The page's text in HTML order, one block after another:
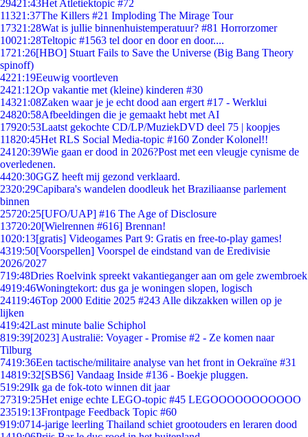
29421:43Het Atletiektopic #72
11321:37The Killers #21 Imploding The Mirage Tour
17321:28Wat is jullie binnenhuistemperatuur? #81 Horrorzomer
10021:28Teltopic #1563 tel door en door en door....
1721:26[HBO] Stuart Fails to Save the Universe (Big Bang Theory
spinoff)
4221:19Eeuwig voortleven
2421:12Op vakantie met (kleine) kinderen #30
14321:08Zaken waar je je echt dood aan ergert #17 - Werklui
24820:58Afbeeldingen die je gemaakt hebt met AI
17920:53Laatst gekochte CD/LP/MuziekDVD deel 75 | koopjes
11820:45Het RLS Social Media-topic #160 Zonder Kolonel!!
241 20:39Wie gaan er dood in 2026?Post met een vleugje cynisme de
overledenen.
4420:30GGZ heeft mij gezond verklaard.
2320:29Capibara's wandelen doodleuk het Braziliaanse parlement
binnen
25720:25[UFO/UAP] #16 The Age of Disclosure
13720:20[Wielrennen #616] Brennan!
1020:13[gratis] Videogames Part 9: Gratis en free-to-play games!
4319:50[Voorspellen] Voorspel de eindstand van de Eredivisie
2026/2027
719:48Dries Roelvink spreekt vakantieganger aan om gele zwembroek
4919:46Woningtekort: dus ga je woningen slopen, logisch
24119:46Top 2000 Editie 2025 #243 Alle dikzakken willen op je
lijken
419:42Last minute balie Schiphol
819:39[2023] Australië: Voyager - Promise #2 - Ze komen naar
Tilburg
7419:36Een tactische/militaire analyse van het front in Oekraïne #31
14819:32[SBS6] Vandaag Inside #136 - Boekje pluggen.
519:29Ik ga de fok-toto winnen dit jaar
27319:25Het enige echte LEGO-topic #45 LEGOOOOOOOOOOO
23519:13Frontpage Feedback Topic #60
919:0714-jarige leerling Thailand schiet grootouders en leraren dood